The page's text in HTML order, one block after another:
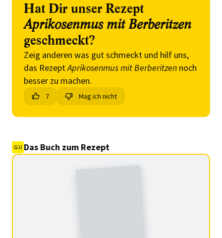
Hat Dir unser Rezept
Aprikosenmus mit Berberitzen
geschmeckt?
Zeig anderen was gut schmeckt und hilf uns,
das RezeptAprikosenmus mit Berberitzen noch
besser zu machen.
7 Mag ich nicht
Das Buch zum Rezept